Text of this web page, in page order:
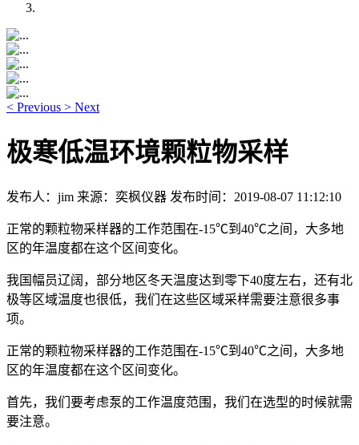
< Previous > Next
极寒低温环境颗粒物采样
发布人：jim 来源：奕枫仪器 发布时间：2019-08-07 11:12:10
正常的颗粒物采样器的工作范围在-15℃到40℃之间，大多地
区的年温度都在这个区间变化。
我国幅员辽阔，部分地区冬天温度达到零下40度左右，还有北
极等区域温度也很低，我们在这些区域采样需要注意很多事
项。
正常的颗粒物采样器的工作范围在-15℃到40℃之间，大多地
区的年温度都在这个区间变化。
首先，我们要考虑泵的工作温度范围，我们在选型的时候就需
要注意。